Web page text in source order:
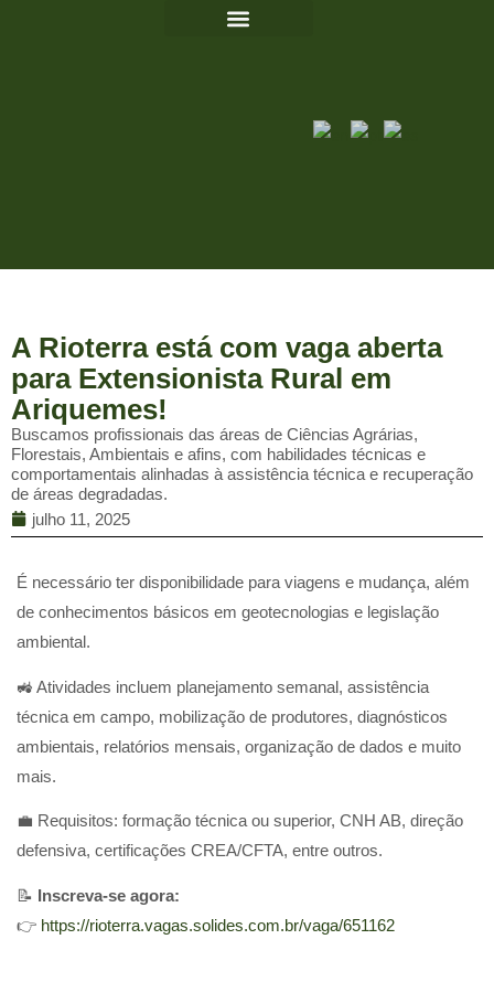
A Rioterra está com vaga aberta
para Extensionista Rural em
Ariquemes!
Buscamos profissionais das áreas de Ciências Agrárias,
Florestais, Ambientais e afins, com habilidades técnicas e
comportamentais alinhadas à assistência técnica e recuperação
de áreas degradadas.
julho 11, 2025
É necessário ter disponibilidade para viagens e mudança, além
de conhecimentos básicos em geotecnologias e legislação
ambiental.
🚜 Atividades incluem planejamento semanal, assistência
técnica em campo, mobilização de produtores, diagnósticos
ambientais, relatórios mensais, organização de dados e muito
mais.
💼 Requisitos: formação técnica ou superior, CNH AB, direção
defensiva, certificações CREA/CFTA, entre outros.
📝 Inscreva-se agora:
👉 https://rioterra.vagas.solides.com.br/vaga/651162